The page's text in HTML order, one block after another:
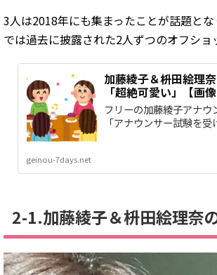
3人は2018年にも集まったことが話題と
では過去に披露された2人ずつのオフショ
加藤綾子＆枡田絵理
「超絶可愛い」【画像
フリーの加藤綾子アナウ
「アナウンサー試験を
geinou-7days.net
2-1.加藤綾子＆枡田絵理奈